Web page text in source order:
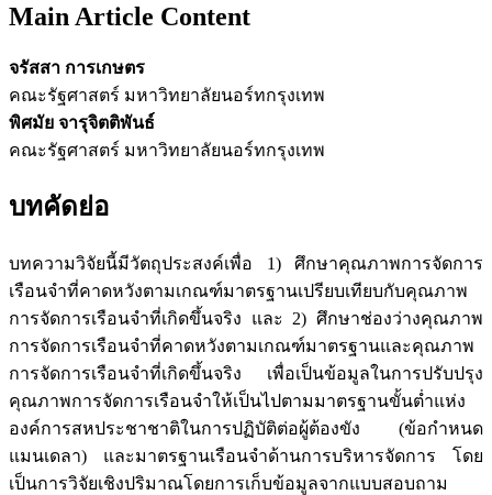
Main Article Content
จรัสสา การเกษตร
คณะรัฐศาสตร์ มหาวิทยาลัยนอร์ทกรุงเทพ
พิศมัย จารุจิตติพันธ์
คณะรัฐศาสตร์ มหาวิทยาลัยนอร์ทกรุงเทพ
บทคัดย่อ
บทความวิจัยนี้มีวัตถุประสงค์เพื่อ 1) ศึกษาคุณภาพการจัดการ
เรือนจำที่คาดหวังตามเกณฑ์มาตรฐานเปรียบเทียบกับคุณภาพ
การจัดการเรือนจำที่เกิดขึ้นจริง และ 2) ศึกษาช่องว่างคุณภาพ
การจัดการเรือนจำที่คาดหวังตามเกณฑ์มาตรฐานและคุณภาพ
การจัดการเรือนจำที่เกิดขึ้นจริง เพื่อเป็นข้อมูลในการปรับปรุง
คุณภาพการจัดการเรือนจำให้เป็นไปตามมาตรฐานขั้นต่ำแห่ง
องค์การสหประชาชาติในการปฏิบัติต่อผู้ต้องขัง (ข้อกำหนด
แมนเดลา) และมาตรฐานเรือนจำด้านการบริหารจัดการ โดย
เป็นการวิจัยเชิงปริมาณโดยการเก็บข้อมูลจากแบบสอบถาม